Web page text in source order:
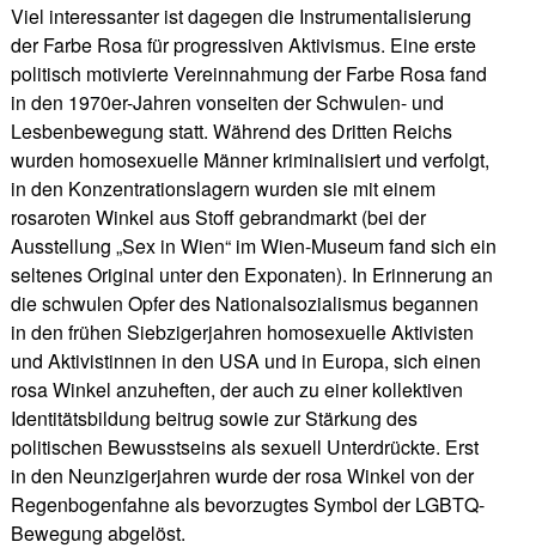
Viel interessanter ist dagegen die Instrumentalisierung
der Farbe Rosa für progressiven Aktivismus. Eine erste
politisch motivierte Vereinnahmung der Farbe Rosa fand
in den 1970er-Jahren vonseiten der Schwulen- und
Lesbenbewegung statt. Während des Dritten Reichs
wurden homosexuelle Männer kriminalisiert und verfolgt,
in den Konzentrationslagern wurden sie mit einem
rosaroten Winkel aus Stoff gebrandmarkt (bei der
Ausstellung „Sex in Wien“ im Wien-Museum fand sich ein
seltenes Original unter den Exponaten). In Erinnerung an
die schwulen Opfer des Nationalsozialismus begannen
in den frühen Siebzigerjahren homosexuelle Aktivisten
und Aktivistinnen in den USA und in Europa, sich einen
rosa Winkel anzuheften, der auch zu einer kollektiven
Identitätsbildung beitrug sowie zur Stärkung des
politischen Bewusstseins als sexuell Unterdrückte. Erst
in den Neunzigerjahren wurde der rosa Winkel von der
Regenbogenfahne als bevorzugtes Symbol der LGBTQ-
Bewegung abgelöst.